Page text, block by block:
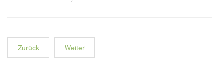
Zurück Weiter